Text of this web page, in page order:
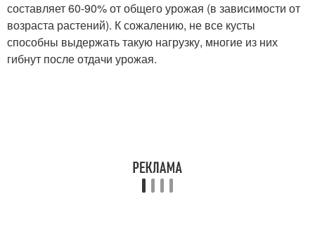
составляет 60-90% от общего урожая (в зависимости от
возраста растений). К сожалению, не все кусты
способны выдержать такую нагрузку, многие из них
гибнут после отдачи урожая.